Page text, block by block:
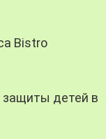
Bistro
защиты детей в